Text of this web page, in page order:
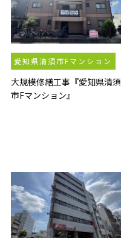
愛知県清須市Fマンション
大規模修繕工事『愛知県清須
市Fマンション』